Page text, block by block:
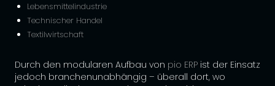
Lebensmittelindustrie
Technischer Handel
Textilwirtschaft
Durch den modularen Aufbau von pio ERP ist der Einsatz
jedoch branchenunabhängig – überall dort, wo